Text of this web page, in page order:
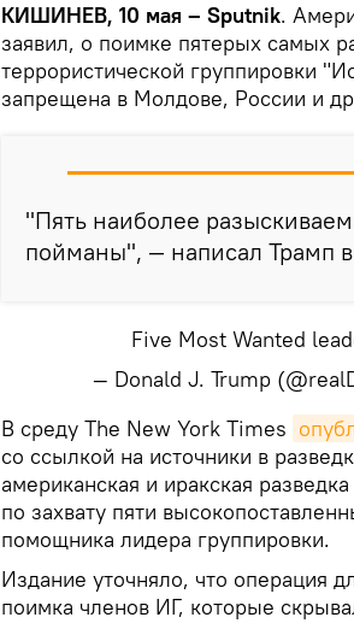
КИШИНЕВ, 10 мая – Sputnik.
заявил, о поимке пятерых самых
террористической группировки
запрещена в Молдове, России и
"Пять наиболее
пойманы", — написал Трамп
Five Most Wanted
— Donald J. Trump
​В среду The New York Times
со ссылкой на источники в
американская и иракская
по захвату пяти
помощника лидера группировки.
Издание уточняло, что операция
поимка членов ИГ, которые